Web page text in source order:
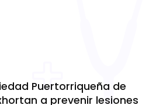
Puertorriqueña de
a prevenir lesiones